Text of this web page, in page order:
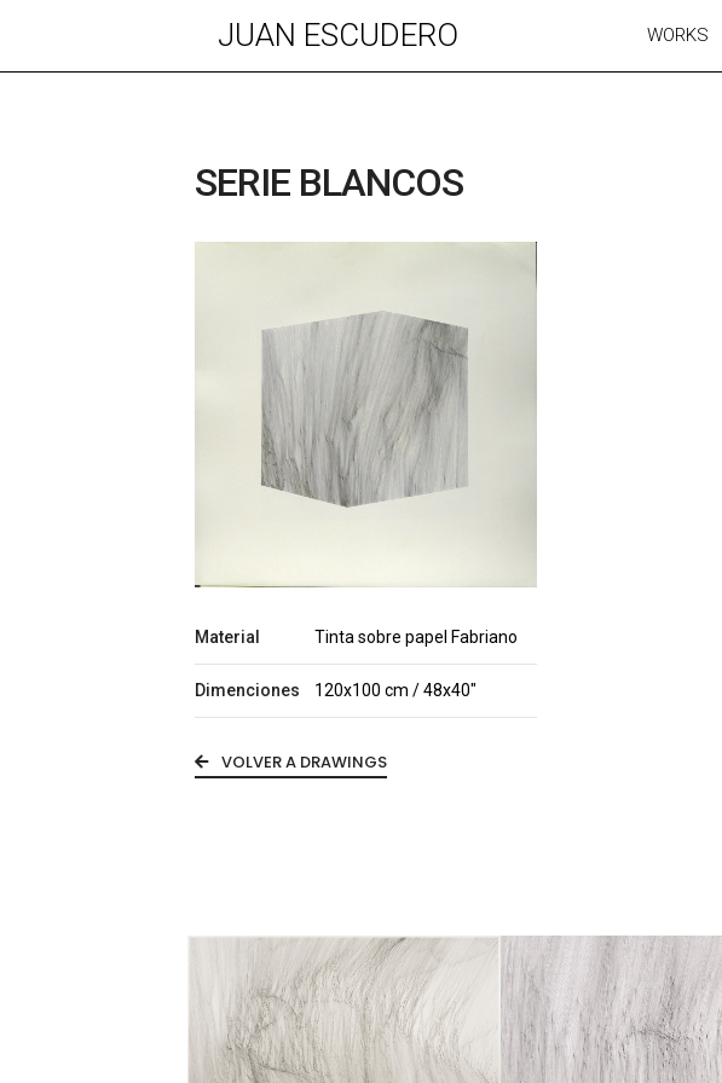
JUAN ESCUDERO WORKS
SERIE BLANCOS
Material Tinta sobre papel Fabriano
Dimenciones 120x100 cm / 48x40"
VOLVER A DRAWINGS